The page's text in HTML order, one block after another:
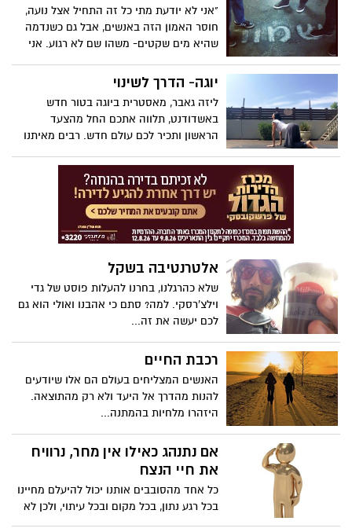
"אני לא יודעת מתי כל זה התחיל אצל נועה,
חוסר האמון הזה באנשים, אבל גם כשנדמה
שהיא מים שקטים- משהו שם לא רגוע. אני
הכמעט מושלמת.
יוגה- הדרך לשינוי
ליזה גאבר, מאסטרית ביוגה בטור חדש
באשדודנט, תלווה אתכם החל מהצעד
הראשון ותכיר לכם עולם חדש. רבים מאיתנו
מה גם שהתרגלנו לחשוב שעל מנת להיכנס
לכושר ולחטב את הגוף עלינו לבצע לרוב
פעילות אירובית ו/ או להרים משקולות בחדר
הכושר. אז מהי יוגה וכיצד מתחילים? הכל כאן
בליווי אישי.
אלטרנטיבה בשקל
שלא כהרגלנו, בחרנו להעלות פוסט של גדי
וילצ'רסקי. למה? סתם כי אהבנו ואולי הוא גם
לכם יעשה את זה...
רכבת החיים
האנשים המצליחים בעולם הם אלו שיודעים
להנות מהדרך אל היעד ולא רק מהתוצאה.
היזהרו מלחיות בהמתנה...
אם נתנהג כאילו אין מחר, נרוויח
את חיי הנצח
כל אחד מהסובבים אותנו יכול להיעלם מחיינו
בכל רגע נתון, בכל מקום ובכל עיתוי, ולכן לא
כדאי להמתין לפרידה מאדם אהוב כדי להביע